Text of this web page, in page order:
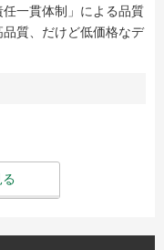
一貫体制」による品質
質、だけど低価格なデ